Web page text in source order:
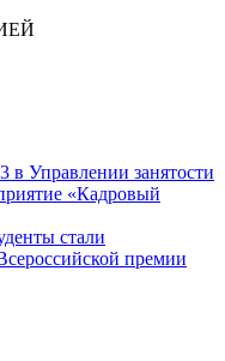
в Управлении занятости
«Кадровый
стали
премии